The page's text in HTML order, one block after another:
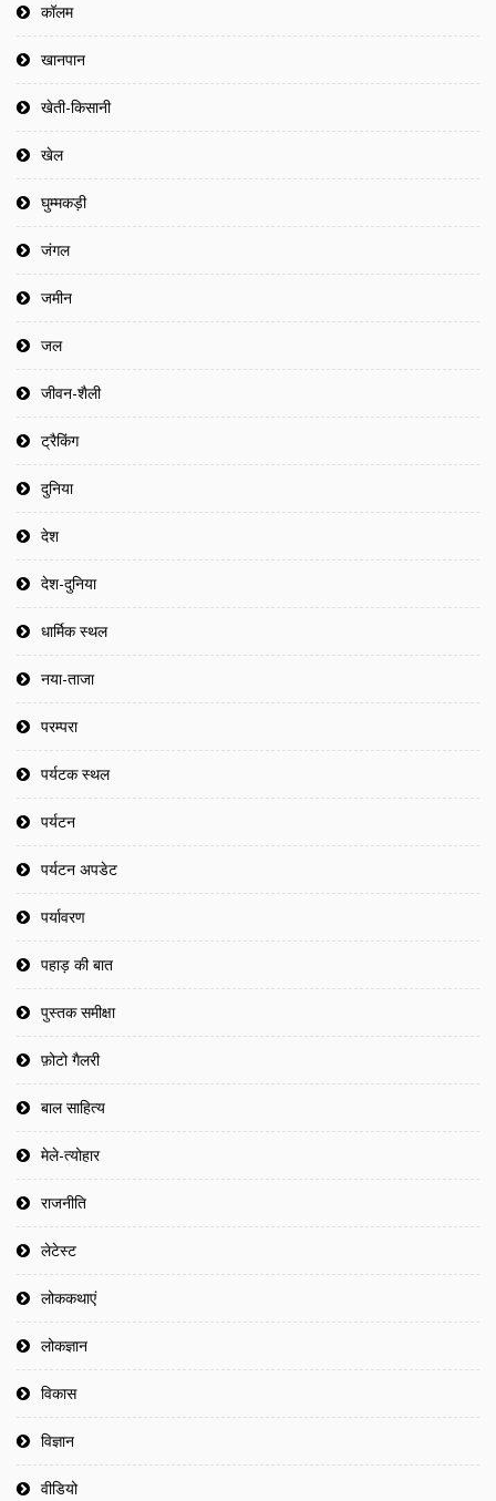
कॉलम
खानपान
खेती-किसानी
खेल
घुम्मकड़ी
जंगल
जमीन
जल
जीवन-शैली
ट्रैकिंग
दुनिया
देश
देश-दुनिया
धार्मिक स्थल
नया-ताजा
परम्परा
पर्यटक स्थल
पर्यटन
पर्यटन अपडेट
पर्यावरण
पहाड़ की बात
पुस्तक समीक्षा
फ़ोटो गैलरी
बाल साहित्य
मेले-त्योहार
राजनीति
लेटेस्ट
लोककथाएं
लोकज्ञान
विकास
विज्ञान
वीडियो